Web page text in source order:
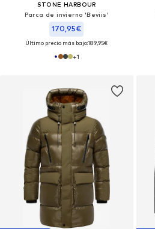
STONE HARBOUR
Parca de invierno 'Beviis'
170,95€
Último precio más bajo:189,95€
+1